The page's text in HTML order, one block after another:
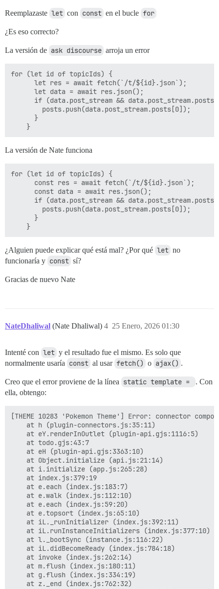
Reemplazaste let con const en el bucle for
¿Es eso correcto?
La versión de ask discourse arroja un error
for (let id of topicIds) {
      let res = await fetch(`/t/${id}.json`);
      let data = await res.json();
if (data.post_stream &&
        posts.push(data.post_stream.posts[0]);
      }
La versión de Nate funciona
for (let id of topicIds) {
      const res = await fetch(`/t/${id}.json`);
      const data = await res.json();
if (data.post_stream &&
        posts.push(data.post_stream.posts[0]);
      }
¿Alguien puede explicar qué está mal? ¿Por qué let no
funcionaría y const sí?
Gracias de nuevo Nate
NateDhaliwal (Nate Dhaliwal) 25 Enero, 2026 01:30
4
Intenté con let y el resultado fue el mismo. Es solo que
normalmente usaría const al usar fetch() o ajax() .
Creo que el error proviene de la línea static template =
. Con
ella, obtengo:
[THEME 10283 'Pokemon Theme'] Error: connector
    at h (plugin-connectors.js:35:11)
    at eY.renderInOutlet (plugin-api.gjs:1116:5)
    at todo.gjs:43:7
    at eH (plugin-api.gjs:3363:10)
    at Object.initialize (api.js:21:14)
    at i.initialize (app.js:265:28)
    at index.js:379:19
    at e.each (index.js:183:7)
    at e.walk (index.js:112:10)
    at e.each (index.js:59:20)
    at e.topsort (index.js:65:10)
    at iL._runInitializer (index.js:392:11)
    at iL.runInstanceInitializers (index.js:377:10)
    at l._bootSync (instance.js:116:22)
    at iL.didBecomeReady (index.js:784:18)
    at invoke (index.js:262:14)
    at m.flush (index.js:180:11)
    at g.flush (index.js:334:19)
    at z._end (index.js:762:32)